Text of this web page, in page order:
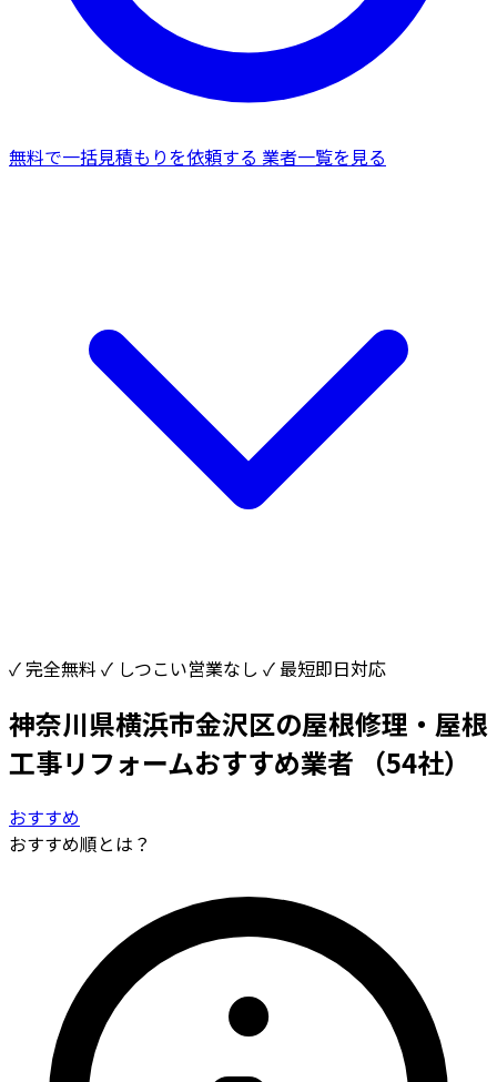
無料で一括見積もりを依頼する 業者一覧を見る
✓ 完全無料 ✓ しつこい営業なし ✓ 最短即日対応
神奈川県横浜市金沢区の屋根修理・屋根
工事リフォームおすすめ業者
（54社）
おすすめ
おすすめ順とは？